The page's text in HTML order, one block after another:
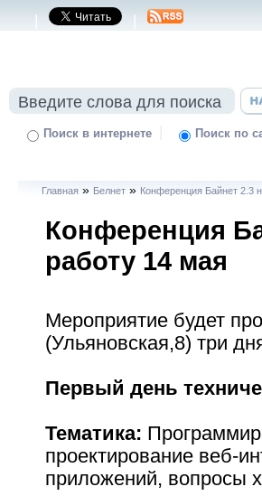
| |
Поиск в интернете | Поиск по
Главная » Белнет » Конференция Байнет 2.3
Конференция
работу 14 мая
Мероприятие будет
(Ульяновская,8) три
Первый день
Тематика:
проектирование веб-
приложений, вопросы